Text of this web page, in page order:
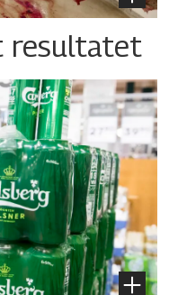
resultatet